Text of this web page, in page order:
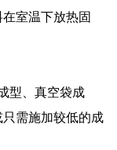
室温下放热固
型、真空袋成
需施加较低的成